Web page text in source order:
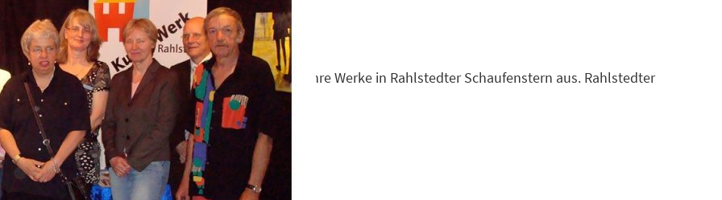
stellten 20 Künstlerinnen und Künstler ihre Werke in Rahlstedter Schaufenstern aus. Rahlstedter
selbst kreativ werden.